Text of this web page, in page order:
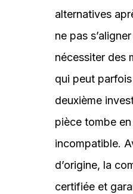
alternatives
ne pas
nécessiter des
qui peut
deuxième
pièce tombe en
incompatible.
d’origine, la
certifiée et